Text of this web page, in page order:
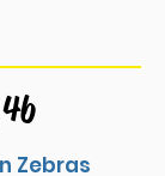
Zebras